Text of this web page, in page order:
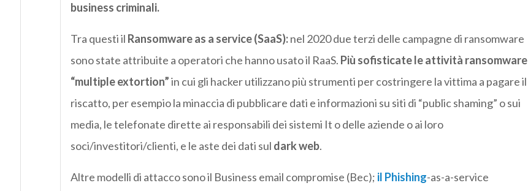
business criminali.
Tra questi il Ransomware as a service (SaaS):nel 2020 due terzi delle campagne di ransomware
sono state attribuite a operatori che hanno usato il RaaS. Più sofisticate le attività ransomware
“multiple extortion”in cui gli hacker utilizzano più strumenti per costringere la vittima a pagare il
riscatto, per esempio la minaccia di pubblicare dati e informazioni su siti di “public shaming” o sui
media, le telefonate dirette ai responsabili dei sistemi It o delle aziende o ai loro
soci/investitori/clienti, e le aste dei dati sul dark web.
Altre modelli di attacco sono il Business email compromise (Bec); il Phishing-as-a-service